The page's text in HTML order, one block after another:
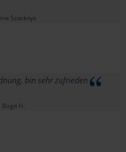
Szacknys
bin sehr zufrieden
Birgit H.